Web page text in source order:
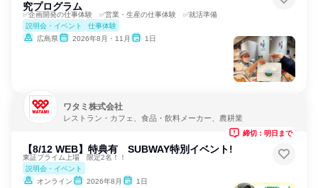
究プログラム
✅企画開発の仕事体験 ✅営業・生産の仕事体験 ✅就活準備
説明会・イベント
仕事体験
広島県
2026年8月・11月 1日
ワタミ株式会社
レストラン・カフェ、食品・飲料メーカー、農耕業
【8/12 WEB】特典有 SUBWAY特別イベント!
東証プライム上場 限定2名！！
説明会・イベント
オンライン
2026年8月 1日
締切：明日まで